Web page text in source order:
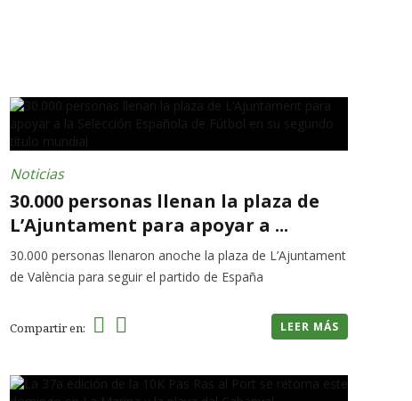
Noticias
30.000 personas llenan la plaza de
L’Ajuntament para apoyar a ...
30.000 personas llenaron anoche la plaza de L’Ajuntament
de València para seguir el partido de España
Compartir en: LEER MÁS